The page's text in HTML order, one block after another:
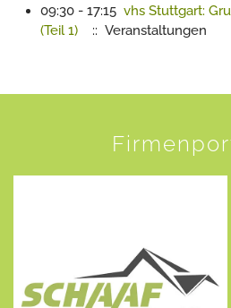
09:30 - 17:15 vhs Stuttgart:
(Teil 1)
:: Veranstaltungen